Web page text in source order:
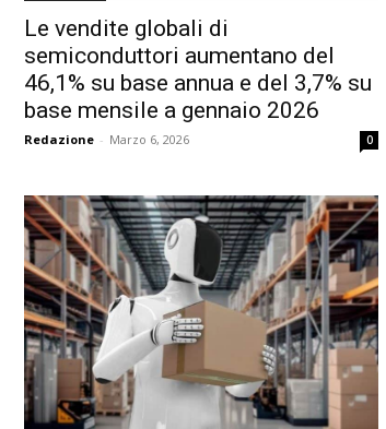
Le vendite globali di
semiconduttori aumentano del
46,1% su base annua e del 3,7% su
base mensile a gennaio 2026
Redazione - Marzo 6, 2026 0